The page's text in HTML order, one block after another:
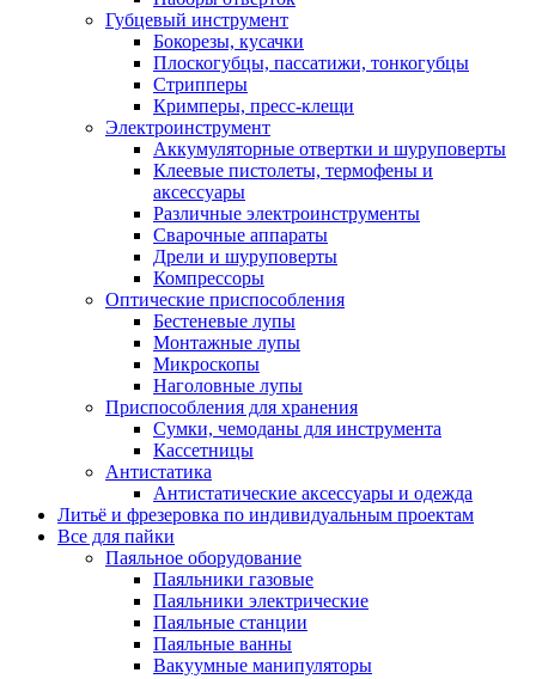
Губцевый инструмент
Бокорезы, кусачки
Плоскогубцы, пассатижи, тонкогубцы
Стрипперы
Кримперы, пресс-клещи
Электроинструмент
Аккумуляторные отвертки и шуруповерты
Клеевые пистолеты, термофены и
аксессуары
Различные электроинструменты
Сварочные аппараты
Дрели и шуруповерты
Компрессоры
Оптические приспособления
Бестеневые лупы
Монтажные лупы
Микроскопы
Наголовные лупы
Приспособления для хранения
Сумки, чемоданы для инструмента
Кассетницы
Антистатика
Антистатические аксессуары и одежда
Литьё и фрезеровка по индивидуальным проектам
Все для пайки
Паяльное оборудование
Паяльники газовые
Паяльники электрические
Паяльные станции
Паяльные ванны
Вакуумные манипуляторы